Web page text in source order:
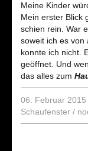
Meine Kinder
Mein erster Blick
schien rein. War
soweit ich es von
konnte ich nicht.
geöffnet. Und
das alles zum
06. Februar 2015
Schaufenster /